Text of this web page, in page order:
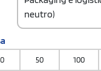
neutro)
Quantità per
50 100